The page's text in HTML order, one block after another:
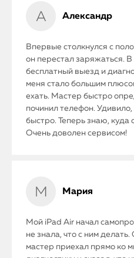
Александр
Впервые столкнулся с
он перестал заряжаться.
бесплатный выезд и
меня стало большим
ехать. Мастер быстро
починил телефон. Удивило,
быстро. Теперь знаю, куда
Очень доволен сервисом!
Мария
Мой iPad Air начал
не знала, что с ним
мастер приехал прямо ко